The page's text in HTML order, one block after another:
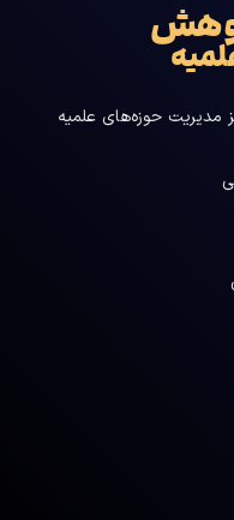
مدیریت حوزه‌های علمیه